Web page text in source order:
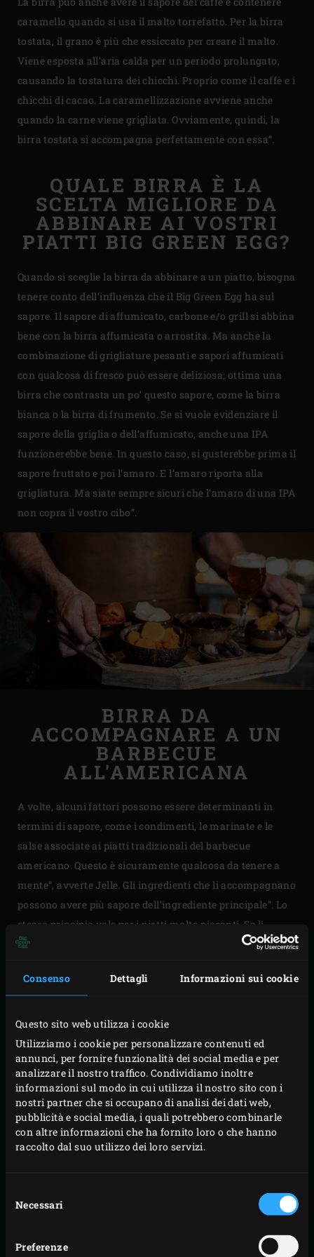
Consenso Dettagli Informazioni sui cookie
Questo sito web utilizza i cookie
Utilizziamo i cookie per personalizzare contenuti ed
annunci, per fornire funzionalità dei social media e per
analizzare il nostro traffico. Condividiamo inoltre
informazioni sul modo in cui utilizza il nostro sito con i
nostri partner che si occupano di analisi dei dati web,
pubblicità e social media, i quali potrebbero combinarle
con altre informazioni che ha fornito loro o che hanno
raccolto dal suo utilizzo dei loro servizi.
delNecessari
Preferenze
caramello quando si usa il malto torrefatto. Per la birra
tostata, il grano è più che essiccato per creare il malto.
Viene esposta all’aria calda per un periodo prolungato,
causando la tostatura dei chicchi. Proprio come il caffè e i
chicchi di cacao. La caramellizzazione avviene anche
quando la carne viene grigliata. Ovviamente, quindi, la
birra tostata si accompagna perfettamente con essa”.
QUALE BIRRA È LA
SCELTA MIGLIORE DA
ABBINARE AI VOSTRI
PIATTI BIG GREEN EGG?
Quando si sceglie la birra da abbinare a un piatto, bisogna
tenere conto dell’influenza che il Big Green Egg ha sul
sapore. Il sapore di affumicato, carbone e/o grill si abbina
bene con la birra affumicata o arrostita. Ma anche la
combinazione di grigliature pesanti e sapori affumicati
con qualcosa di fresco può essere deliziosa; ottima una
birra che contrasta un po’ questo sapore, come la birra
bianca o la birra di frumento. Se si vuole evidenziare il
sapore della griglia o dell’affumicato, anche una IPA
funzionerebbe bene. In questo caso, si gusterebbe prima il
sapore fruttato e poi l’amaro. E l’amaro riporta alla
grigliatura. Ma siate sempre sicuri che l’amaro di una IPA
non copra il vostro cibo”.
BIRRA DA
ACCOMPAGNARE A UN
BARBECUE
ALL'AMERICANA
A volte, alcuni fattori possono essere determinanti in
termini di sapore, come i condimenti, le marinate e le
salse associate ai piatti tradizionali del barbecue
americano. Questo è sicuramente qualcosa da tenere a
mente”, avverte Jelle. Gli ingredienti che li accompagnano
possono avere più sapore dell’ingrediente principale”. Lo
stesso principio vale per i piatti molto piccanti. Se li
combini con la lager o con una IPA, diventeranno solo più
luppolo, come la birra gruit o una triple: un gusto pesante